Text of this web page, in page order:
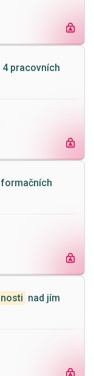
4 pracovních
nad jím